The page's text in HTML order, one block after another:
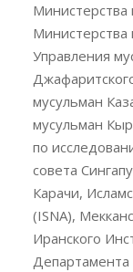
Министерства
Управления
мусульман
мусульман
по
совета
Карачи,
(ISNA),
Иранского
Департамента